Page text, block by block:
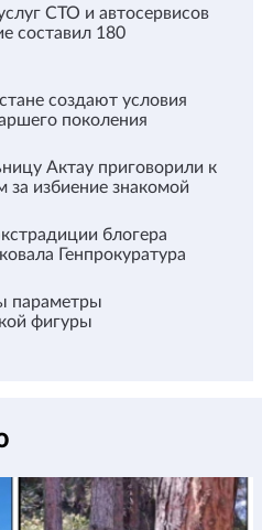
СТО и автосервисов
составил 180
создают условия
поколения
Актау приговорили к
избиение знакомой
блогера
Генпрокуратура
параметры
фигуры